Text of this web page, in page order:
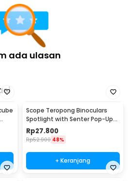
ada ulasan
Scope Teropong Binoculars
Spotlight with Senter Pop-Up
Light 4x30mm - JYW-1226
Rp27.800
Rp52.900 48%
+ Keranjang